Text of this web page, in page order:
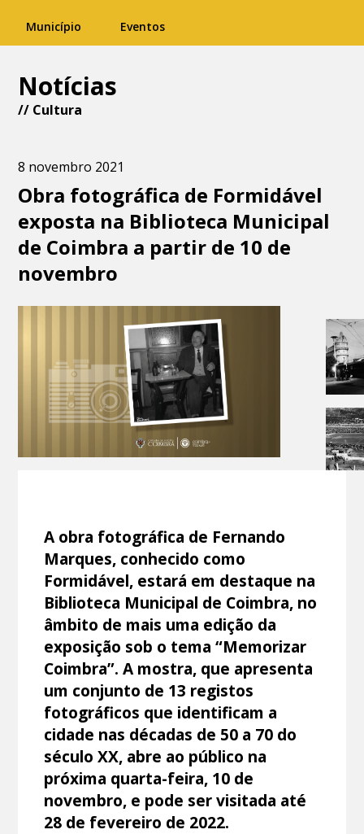
Município Eventos
Notícias
// Cultura
8 novembro 2021
Obra fotográfica de Formidável
exposta na Biblioteca Municipal
de Coimbra a partir de 10 de
novembro
A obra fotográfica de Fernando
Marques, conhecido como
Formidável, estará em destaque na
Biblioteca Municipal de Coimbra, no
âmbito de mais uma edição da
exposição sob o tema “Memorizar
Coimbra”. A mostra, que apresenta
um conjunto de 13 registos
fotográficos que identificam a
cidade nas décadas de 50 a 70 do
século XX, abre ao público na
próxima quarta-feira, 10 de
novembro, e pode ser visitada até
28 de fevereiro de 2022.